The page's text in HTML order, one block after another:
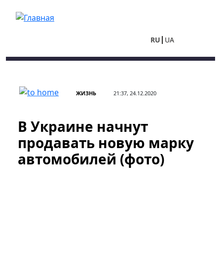
RU UA
ЖИЗНЬ 21:37, 24.12.2020
В Украине начнут
продавать новую марку
автомобилей (фото)